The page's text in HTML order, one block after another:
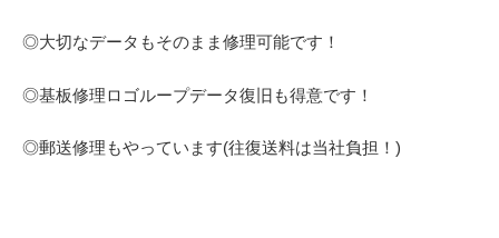
◎大切なデータもそのまま修理可能です！
◎基板修理ロゴループデータ復旧も得意です！
◎郵送修理もやっています(往復送料は当社負担！)